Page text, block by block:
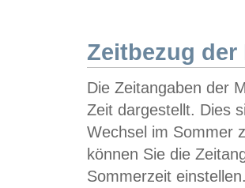
Zeitbezug der
Die Zeitangaben der
Zeit dargestellt. Dies
Wechsel im Sommer
können Sie die
Sommerzeit